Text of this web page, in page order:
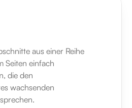
aus einer Reihe
Seiten einfach
die den
wachsenden